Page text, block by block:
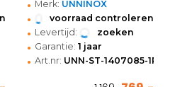
• Merk: UNNINOX
• voorraad controleren
• Levertijd: zoeken
• Garantie: 1 jaar
• Art.nr: UNN-ST-1407085-1RS